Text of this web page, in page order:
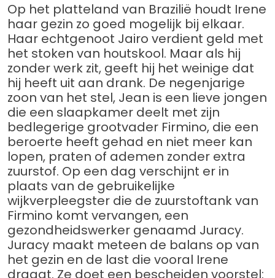
Op het platteland van Brazilië houdt Irene
haar gezin zo goed mogelijk bij elkaar.
Haar echtgenoot Jairo verdient geld met
het stoken van houtskool. Maar als hij
zonder werk zit, geeft hij het weinige dat
hij heeft uit aan drank. De negenjarige
zoon van het stel, Jean is een lieve jongen
die een slaapkamer deelt met zijn
bedlegerige grootvader Firmino, die een
beroerte heeft gehad en niet meer kan
lopen, praten of ademen zonder extra
zuurstof. Op een dag verschijnt er in
plaats van de gebruikelijke
wijkverpleegster die de zuurstoftank van
Firmino komt vervangen, een
gezondheidswerker genaamd Juracy.
Juracy maakt meteen de balans op van
het gezin en de last die vooral Irene
draagt. Ze doet een bescheiden voorstel: